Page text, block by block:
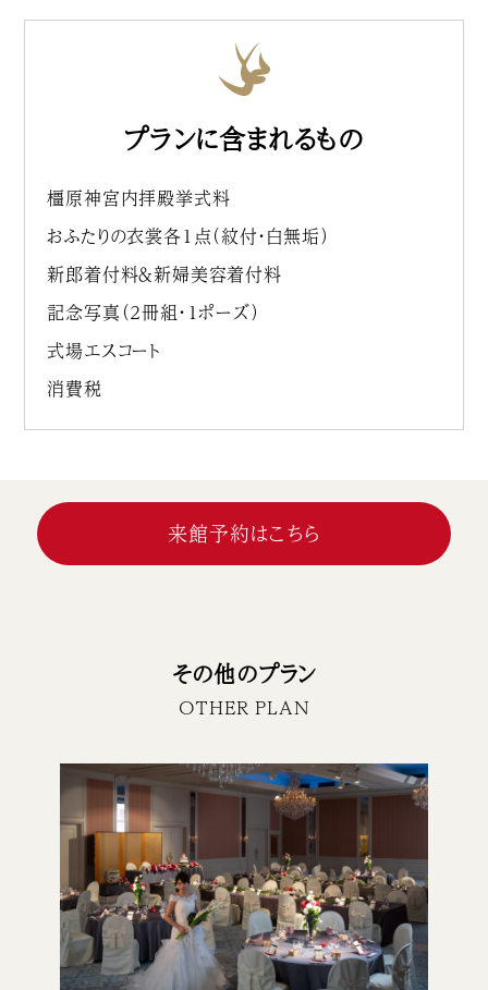
プランに含まれるもの
橿原神宮内拝殿挙式料
おふたりの衣裳各１点（紋付・白無垢）
新郎着付料＆新婦美容着付料
記念写真（２冊組・１ポーズ）
式場エスコート
消費税
来館予約はこちら
その他のプラン
OTHER PLAN